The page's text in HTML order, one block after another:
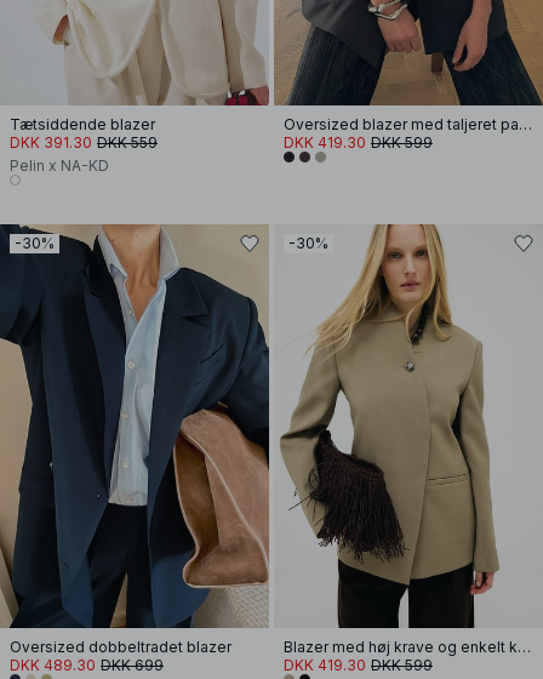
Tætsiddende blazer
DKK 391.30 DKK 559
Pelin x NA-KD
Oversized blazer med taljeret pasform
DKK 419.30 DKK 599
-30%
Oversized dobbeltradet blazer
DKK 489.30 DKK 699
-30%
Blazer med høj krave og enkelt knap
DKK 419.30 DKK 599